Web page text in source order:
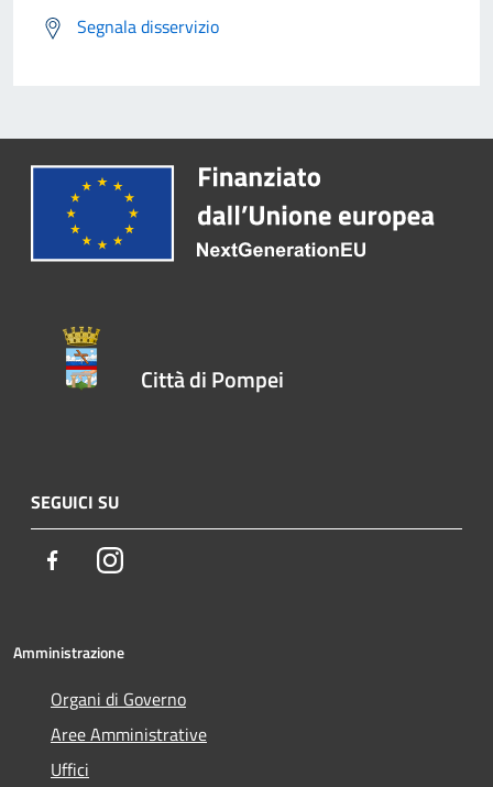
Segnala disservizio
Città di Pompei
SEGUICI SU
FacebookInstagram
Amministrazione
Organi di Governo
Aree Amministrative
Uffici